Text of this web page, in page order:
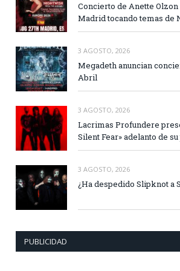
Concierto de Anette
Madrid tocando temas de
3 AGOSTO, 2026
Megadeth anuncian
Abril
3 AGOSTO, 2026
Lacrimas Profundere
Silent Fear» adelanto de
3 AGOSTO, 2026
¿Ha despedido Slipknot a
PUBLICIDAD